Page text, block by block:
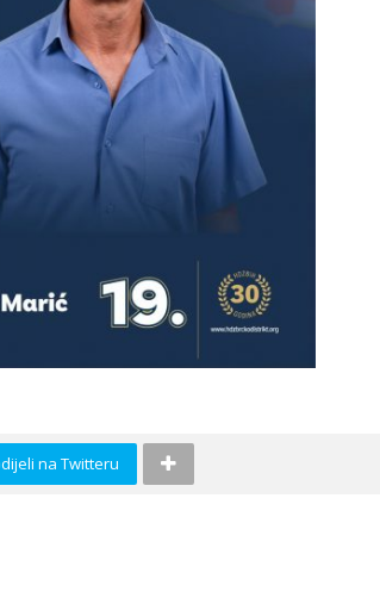
na Twitteru